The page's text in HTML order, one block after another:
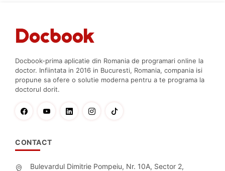
Docbook-prima aplicatie din Romania de programari online la
doctor. Infiintata in 2016 in Bucuresti, Romania, compania isi
propune sa ofere o solutie moderna pentru a te programa la
doctorul dorit.
CONTACT
Bulevardul Dimitrie Pompeiu, Nr. 10A, Sector 2,